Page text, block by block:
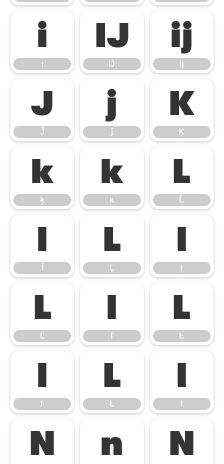
ı
ı
Ĳ
Ĳ
ĳ
ĳ
Ĵ
Ĵ
ĵ
ĵ
Ķ
Ķ
ķ
ķ
ĸ
ĸ
Ĺ
Ĺ
ĺ Ļ
Ļ
ļ
Ľ
Ľ
ľ
ľ
Ŀ
Ŀ
ŀ
ŀ
Ł
Ł
ł
ł
Ń ń Ņ